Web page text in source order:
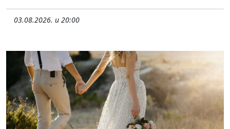
03.08.2026. u 20:00